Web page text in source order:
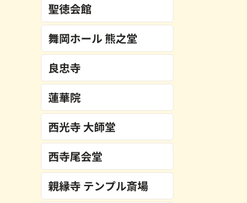
聖徳会館
舞岡ホール 熊之堂
良忠寺
蓮華院
西光寺 大師堂
西寺尾会堂
親縁寺 テンプル斎場